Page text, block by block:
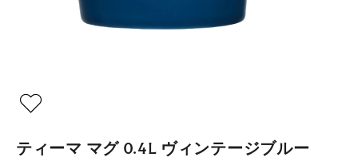
ティーマ マグ 0.4L ヴィンテージブルー